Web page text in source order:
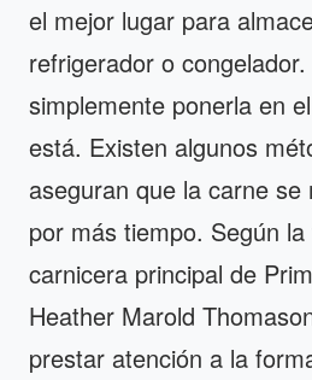
el mejor lugar para
refrigerador o
simplemente ponerla en
está. Existen algunos
aseguran que la carne
por más tiempo. Según
carnicera principal de
Heather Marold
prestar atención a la